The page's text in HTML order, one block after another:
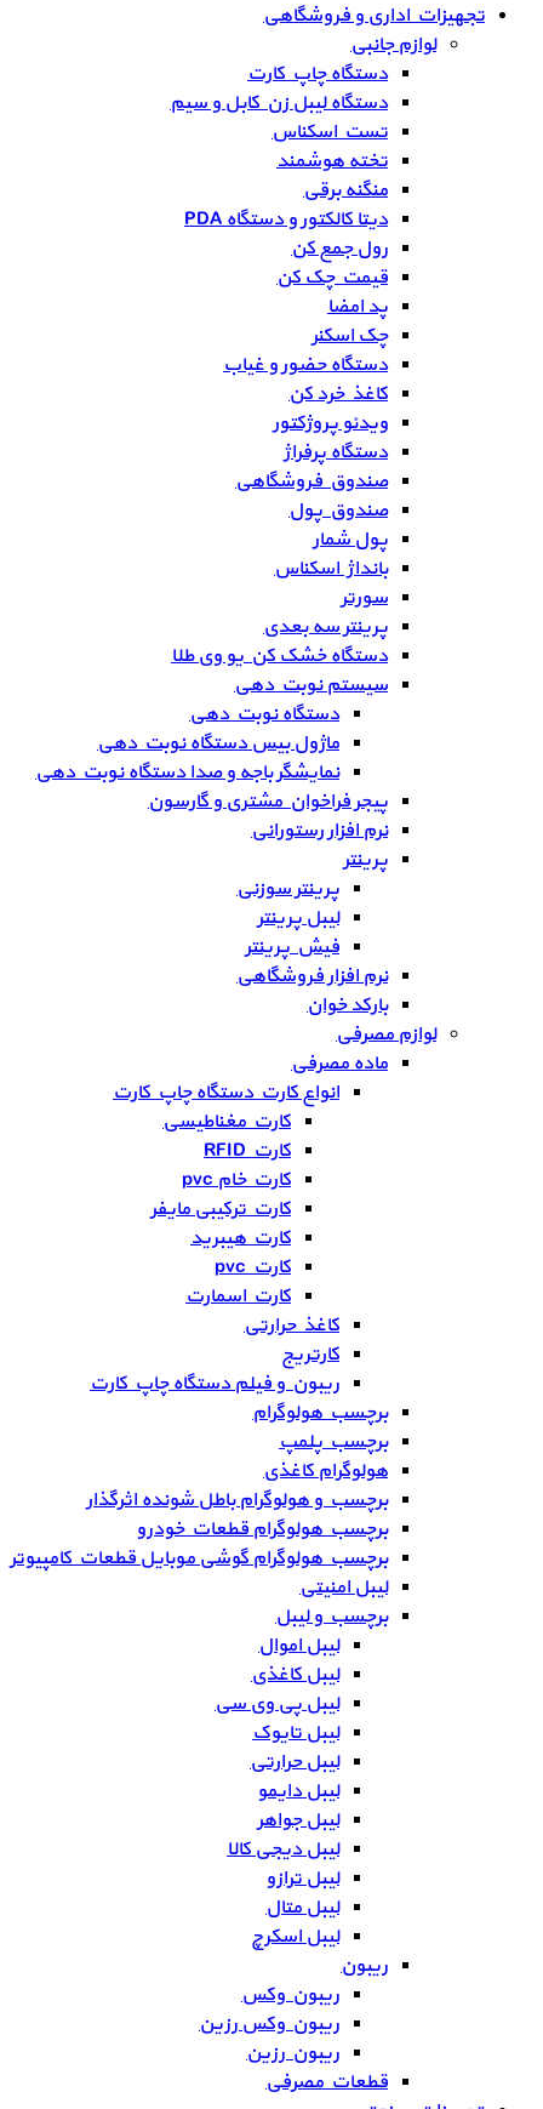
تجهیزات اداری و فروشگاهی
لوازم جانبی
دستگاه چاپ کارت
دستگاه لیبل زن کابل و سیم
تست اسکناس
تخته هوشمند
منگنه برقی
دیتا کالکتور و دستگاه PDA
رول جمع کن
قیمت چک کن
پد امضا
چک اسکنر
دستگاه حضور و غیاب
کاغذ خرد کن
ویدئو پروژکتور
دستگاه پرفراژ
صندوق فروشگاهی
صندوق پول
پول شمار
بانداژ اسکناس
سورتر
پرینتر سه بعدی
دستگاه خشک کن یو وی طلا
سیستم نوبت دهی
دستگاه نوبت دهی
ماژول بیس دستگاه نوبت دهی
نمایشگر باجه و صدا دستگاه نوبت دهی
پیجر فراخوان مشتری و گارسون
نرم افزار رستورانی
پرینتر
پرینتر سوزنی
لیبل پرینتر
فیش پرینتر
نرم افزار فروشگاهی
بارکد خوان
لوازم مصرفی
ماده مصرفی
انواع کارت دستگاه چاپ کارت
کارت مغناطیسی
کارت RFID
کارت خام pvc
کارت ترکیبی مایفر
کارت هیبرید
کارت pvc
کارت اسمارت
کاغذ حرارتی
کارتریج
ریبون و فیلم دستگاه چاپ کارت
برچسب هولوگرام
برچسب پلمپ
هولوگرام کاغذی
برچسب و هولوگرام باطل شونده اثرگذار
برچسب هولوگرام قطعات خودرو
برچسب هولوگرام گوشی موبایل قطعات کامپیوتر
لیبل امنیتی
برچسب و لیبل
لیبل اموال
لیبل کاغذی
لیبل پی وی سی
لیبل تایوک
لیبل حرارتی
لیبل دایمو
لیبل جواهر
لیبل دیجی کالا
لیبل ترازو
لیبل متال
لیبل اسکرچ
ریبون
ریبون وکس
ریبون وکس رزین
ریبون رزین
قطعات مصرفی